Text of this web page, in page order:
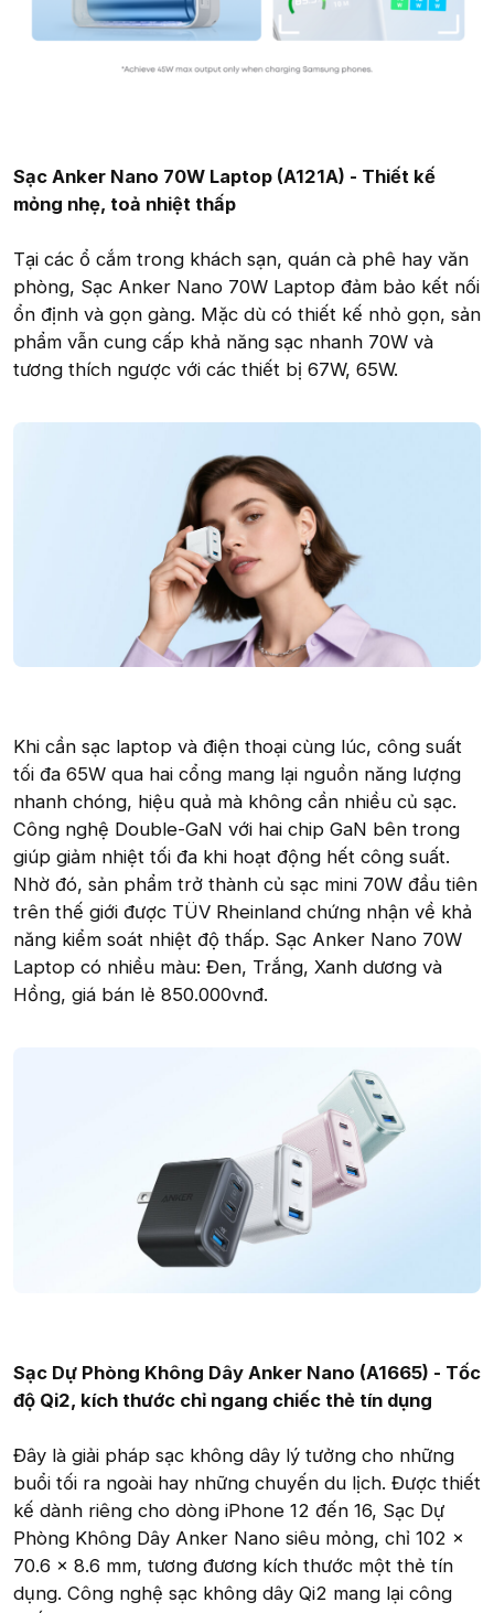
Sạc Anker Nano 70W Laptop (A121A) - Thiết kế
mỏng nhẹ, toả nhiệt thấp
Tại các ổ cắm trong khách sạn, quán cà phê hay văn
phòng, Sạc Anker Nano 70W Laptop đảm bảo kết nối
ổn định và gọn gàng. Mặc dù có thiết kế nhỏ gọn, sản
phẩm vẫn cung cấp khả năng sạc nhanh 70W và
tương thích ngược với các thiết bị 67W, 65W.
Khi cần sạc laptop và điện thoại cùng lúc, công suất
tối đa 65W qua hai cổng mang lại nguồn năng lượng
nhanh chóng, hiệu quả mà không cần nhiều củ sạc.
Công nghệ Double-GaN với hai chip GaN bên trong
giúp giảm nhiệt tối đa khi hoạt động hết công suất.
Nhờ đó, sản phẩm trở thành củ sạc mini 70W đầu tiên
trên thế giới được TÜV Rheinland chứng nhận về khả
năng kiểm soát nhiệt độ thấp. Sạc Anker Nano 70W
Laptop có nhiều màu: Đen, Trắng, Xanh dương và
Hồng, giá bán lẻ 850.000vnđ.
Sạc Dự Phòng Không Dây Anker Nano (A1665) - Tốc
độ Qi2, kích thước chỉ ngang chiếc thẻ tín dụng
Đây là giải pháp sạc không dây lý tưởng cho những
buổi tối ra ngoài hay những chuyến du lịch. Được thiết
kế dành riêng cho dòng iPhone 12 đến 16, Sạc Dự
Phòng Không Dây Anker Nano siêu mỏng, chỉ 102 ×
70.6 × 8.6 mm, tương đương kích thước một thẻ tín
dụng. Công nghệ sạc không dây Qi2 mang lại công